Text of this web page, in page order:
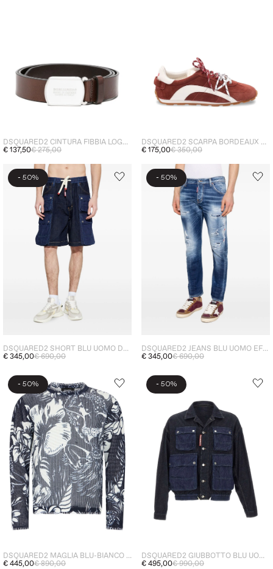
DSQUARED2 CINTURA FIBBIA LOGO UOMO MARRONE
€ 137,50€ 275,00
DSQUARED2 SCARPA BORDEAUX UOMO PUNTA TONDA
€ 175,00€ 350,00
- 50%
DSQUARED2 SHORT BLU UOMO DENIM
€ 345,00€ 690,00
- 50%
DSQUARED2 JEANS BLU UOMO EFFETTO VISSUTO
€ 345,00€ 690,00
- 50%
DSQUARED2 MAGLIA BLU-BIANCO UOMO FLOREALE
€ 445,00€ 890,00
- 50%
DSQUARED2 GIUBBOTTO BLU UOMO DENIM
€ 495,00€ 990,00